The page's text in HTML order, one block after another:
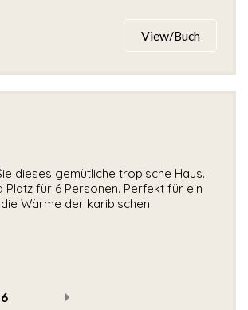
View/Buch
dieses gemütliche tropische Haus.
für 6 Personen. Perfekt für ein
Wärme der karibischen